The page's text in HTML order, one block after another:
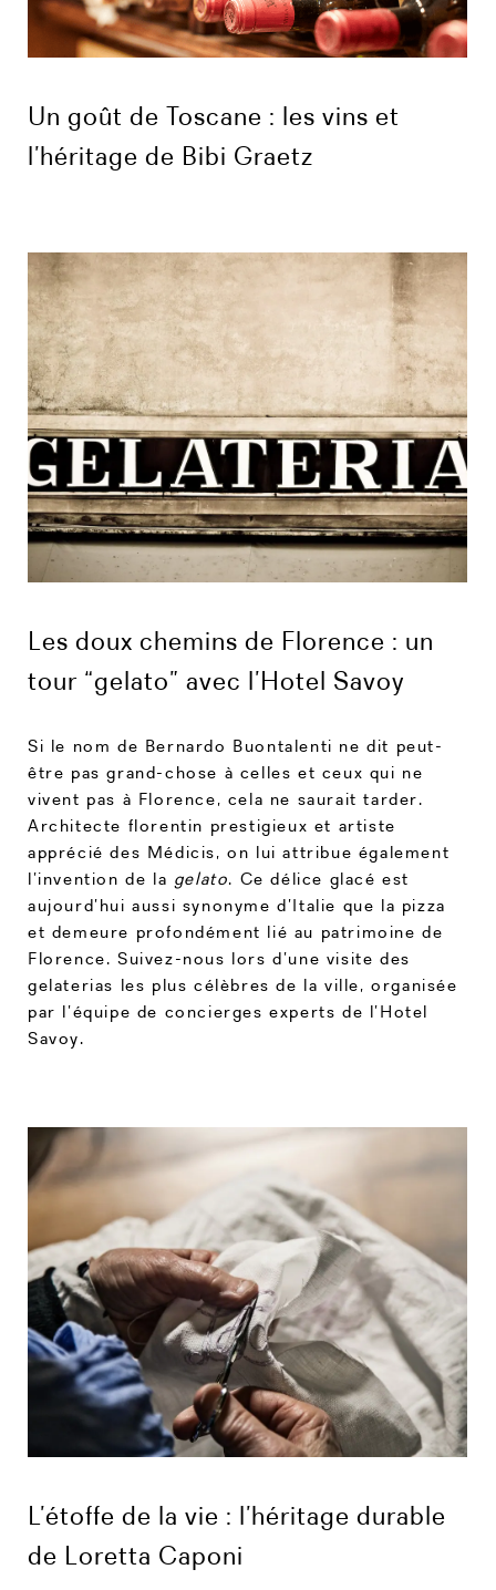
Un goût de Toscane : les vins et
l’héritage de Bibi Graetz
Les doux chemins de Florence : un
tour “gelato” avec l’Hotel Savoy
Si le nom de Bernardo Buontalenti ne dit peut-
être pas grand-chose à celles et ceux qui ne
vivent pas à Florence, cela ne saurait tarder.
Architecte florentin prestigieux et artiste
apprécié des Médicis, on lui attribue également
l’invention de la gelato. Ce délice glacé est
aujourd’hui aussi synonyme d’Italie que la pizza
et demeure profondément lié au patrimoine de
Florence. Suivez-nous lors d’une visite des
gelaterias les plus célèbres de la ville, organisée
par l’équipe de concierges experts de l’Hotel
Savoy.
L’étoffe de la vie : l’héritage durable
de Loretta Caponi